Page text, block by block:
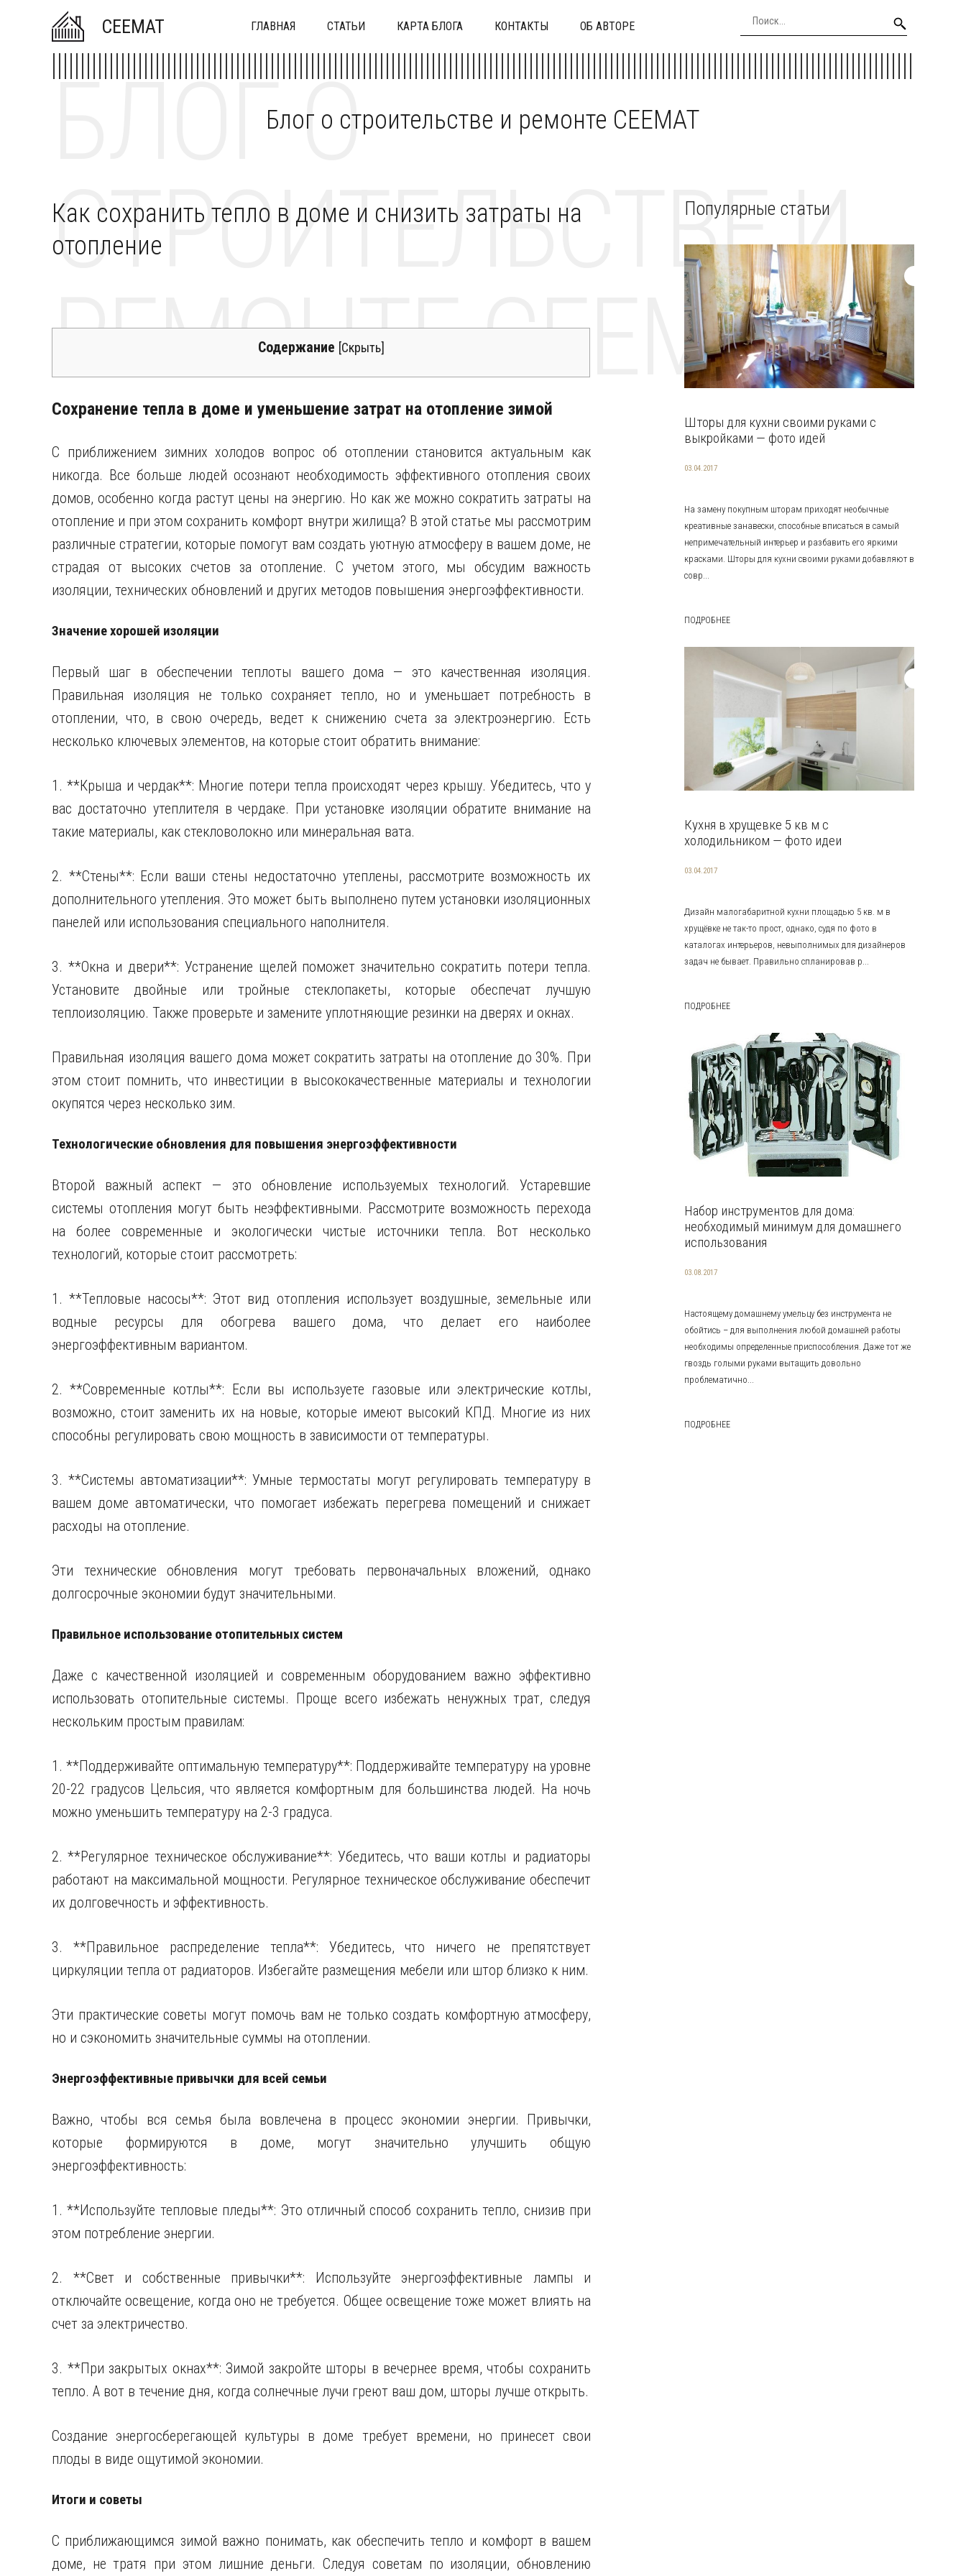
CEEMAT ГЛАВНАЯ СТАТЬИ КАРТА БЛОГА КОНТАКТЫ ОБ АВТОРЕ
Блог о строительстве и ремонте CEEMAT
БЛОГ О
СТРОИТЕЛЬСТВЕ И
РЕМОНТЕ CEEMAT
Как сохранить тепло в доме и снизить затраты на
отопление
Содержание [Скрыть]
Сохранение тепла в доме и уменьшение затрат на отопление зимой
С приближением зимних холодов вопрос об отоплении становится актуальным как
никогда. Все больше людей осознают необходимость эффективного отопления своих
домов, особенно когда растут цены на энергию. Но как же можно сократить затраты на
отопление и при этом сохранить комфорт внутри жилища? В этой статье мы рассмотрим
различные стратегии, которые помогут вам создать уютную атмосферу в вашем доме, не
страдая от высоких счетов за отопление. С учетом этого, мы обсудим важность
изоляции, технических обновлений и других методов повышения энергоэффективности.
Значение хорошей изоляции
Первый шаг в обеспечении теплоты вашего дома — это качественная изоляция.
Правильная изоляция не только сохраняет тепло, но и уменьшает потребность в
отоплении, что, в свою очередь, ведет к снижению счета за электроэнергию. Есть
несколько ключевых элементов, на которые стоит обратить внимание:
1. **Крыша и чердак**: Многие потери тепла происходят через крышу. Убедитесь, что у
вас достаточно утеплителя в чердаке. При установке изоляции обратите внимание на
такие материалы, как стекловолокно или минеральная вата.
2. **Стены**: Если ваши стены недостаточно утеплены, рассмотрите возможность их
дополнительного утепления. Это может быть выполнено путем установки изоляционных
панелей или использования специального наполнителя.
3. **Окна и двери**: Устранение щелей поможет значительно сократить потери тепла.
Установите двойные или тройные стеклопакеты, которые обеспечат лучшую
теплоизоляцию. Также проверьте и замените уплотняющие резинки на дверях и окнах.
Правильная изоляция вашего дома может сократить затраты на отопление до 30%. При
этом стоит помнить, что инвестиции в высококачественные материалы и технологии
окупятся через несколько зим.
Технологические обновления для повышения энергоэффективности
Второй важный аспект — это обновление используемых технологий. Устаревшие
системы отопления могут быть неэффективными. Рассмотрите возможность перехода
на более современные и экологически чистые источники тепла. Вот несколько
технологий, которые стоит рассмотреть:
1. **Тепловые насосы**: Этот вид отопления использует воздушные, земельные или
водные ресурсы для обогрева вашего дома, что делает его наиболее
энергоэффективным вариантом.
2. **Современные котлы**: Если вы используете газовые или электрические котлы,
возможно, стоит заменить их на новые, которые имеют высокий КПД. Многие из них
способны регулировать свою мощность в зависимости от температуры.
3. **Системы автоматизации**: Умные термостаты могут регулировать температуру в
вашем доме автоматически, что помогает избежать перегрева помещений и снижает
расходы на отопление.
Эти технические обновления могут требовать первоначальных вложений, однако
долгосрочные экономии будут значительными.
Правильное использование отопительных систем
Даже с качественной изоляцией и современным оборудованием важно эффективно
использовать отопительные системы. Проще всего избежать ненужных трат, следуя
нескольким простым правилам:
1. **Поддерживайте оптимальную температуру**: Поддерживайте температуру на уровне
20-22 градусов Цельсия, что является комфортным для большинства людей. На ночь
можно уменьшить температуру на 2-3 градуса.
2. **Регулярное техническое обслуживание**: Убедитесь, что ваши котлы и радиаторы
работают на максимальной мощности. Регулярное техническое обслуживание обеспечит
их долговечность и эффективность.
3. **Правильное распределение тепла**: Убедитесь, что ничего не препятствует
циркуляции тепла от радиаторов. Избегайте размещения мебели или штор близко к ним.
Эти практические советы могут помочь вам не только создать комфортную атмосферу,
но и сэкономить значительные суммы на отоплении.
Энергоэффективные привычки для всей семьи
Важно, чтобы вся семья была вовлечена в процесс экономии энергии. Привычки,
которые формируются в доме, могут значительно улучшить общую
энергоэффективность:
1. **Используйте тепловые пледы**: Это отличный способ сохранить тепло, снизив при
этом потребление энергии.
2. **Свет и собственные привычки**: Используйте энергоэффективные лампы и
отключайте освещение, когда оно не требуется. Общее освещение тоже может влиять на
счет за электричество.
3. **При закрытых окнах**: Зимой закройте шторы в вечернее время, чтобы сохранить
тепло. А вот в течение дня, когда солнечные лучи греют ваш дом, шторы лучше открыть.
Создание энергосберегающей культуры в доме требует времени, но принесет свои
плоды в виде ощутимой экономии.
Итоги и советы
С приближающимся зимой важно понимать, как обеспечить тепло и комфорт в вашем
доме, не тратя при этом лишние деньги. Следуя советам по изоляции, обновлению
Популярные статьи
Шторы для кухни своими руками с
выкройками — фото идей
03.04.2017
На замену покупным шторам приходят необычные
креативные занавески, способные вписаться в самый
непримечательный интерьер и разбавить его яркими
красками. Шторы для кухни своими руками добавляют в
совр...
ПОДРОБНЕЕ
Кухня в хрущевке 5 кв м с
холодильником — фото идеи
03.04.2017
Дизайн малогабаритной кухни площадью 5 кв. м в
хрущёвке не так-то прост, однако, судя по фото в
каталогах интерьеров, невыполнимых для дизайнеров
задач не бывает. Правильно спланировав р...
ПОДРОБНЕЕ
Набор инструментов для дома:
необходимый минимум для домашнего
использования
03.08.2017
Настоящему домашнему умельцу без инструмента не
обойтись – для выполнения любой домашней работы
необходимы определенные приспособления. Даже тот же
гвоздь голыми руками вытащить довольно
проблематично...
ПОДРОБНЕЕ